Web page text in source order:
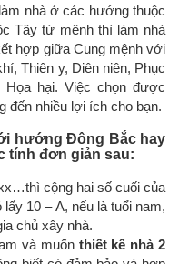
nhà ở các hướng thuộc
Tây tứ mệnh thì làm nhà
hợp giữa Cung mệnh với
Thiên y, Diên niên, Phục
Họa hại. Việc chọn được
đến nhiều lợi ích cho bạn.
hướng Đông Bắc hay
tính đơn giản sau:
cộng hai số cuối của
10 – A, nếu là tuổi nam,
chủ xây nhà.
và muốn thiết kế nhà 2